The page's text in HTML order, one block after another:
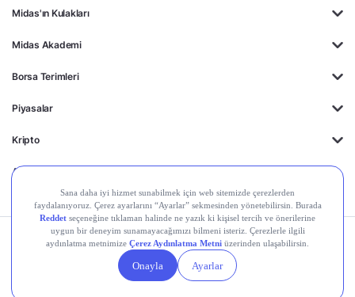
Midas'ın Kulakları
Midas Akademi
Borsa Terimleri
Piyasalar
Kripto
Ayrıcalıklar
Kişisel Verilerin
Gizlilik
Politikası
Yasal
Duyurular
Çerez